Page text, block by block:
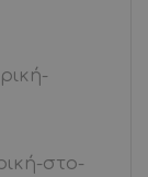
στο-